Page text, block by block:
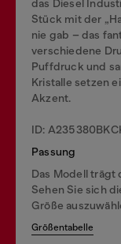
das Diesel
Stück mit der
nie gab – das
verschiedene
Puffdruck und
Kristalle setzen
Akzent.
ID:
Passung
Das Modell trägt
Sehen Sie sich
Größe
Größentabelle